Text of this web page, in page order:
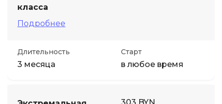
класса
Подробнее
Длительность
3 месяца
Старт
в любое время